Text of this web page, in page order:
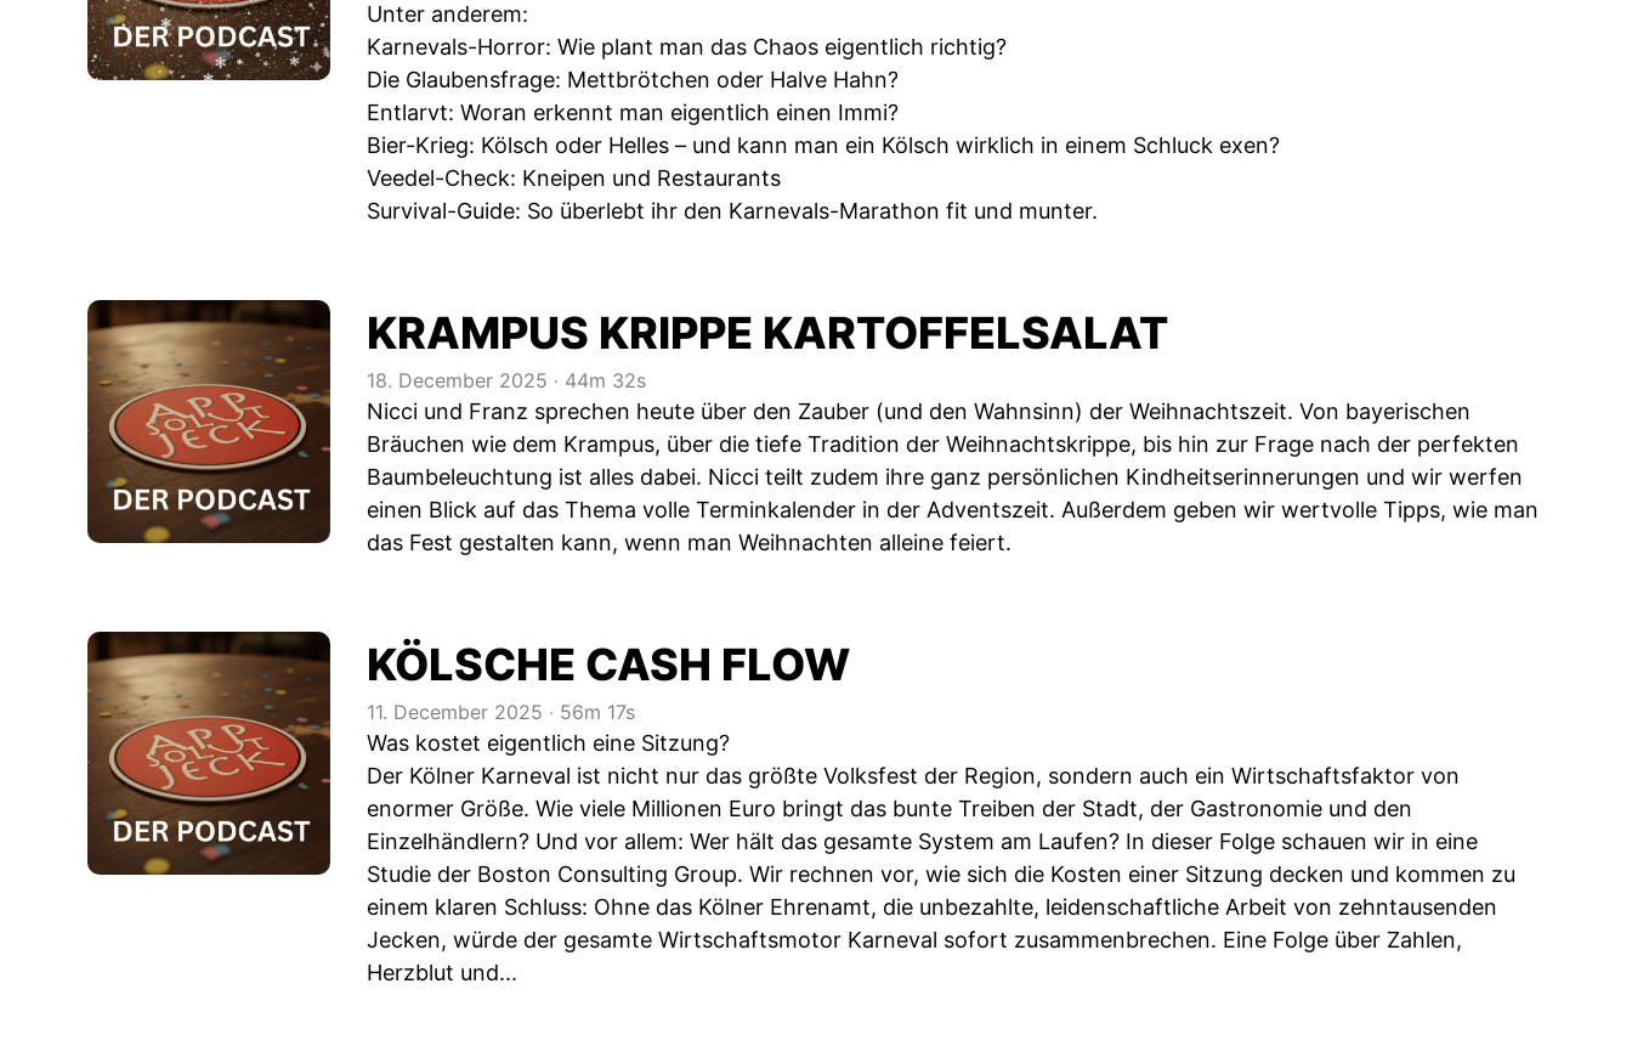
Unter anderem:
Karnevals-Horror: Wie plant man das Chaos eigentlich richtig?
Die Glaubensfrage: Mettbrötchen oder Halve Hahn?
Entlarvt: Woran erkennt man eigentlich einen Immi?
Bier-Krieg: Kölsch oder Helles – und kann man ein Kölsch wirklich in einem Schluck exen?
Veedel-Check: Kneipen und Restaurants
Survival-Guide: So überlebt ihr den Karnevals-Marathon fit und munter.
KRAMPUS KRIPPE KARTOFFELSALAT
18. December 2025 ‧ 44m 32s
Nicci und Franz sprechen heute über den Zauber (und den Wahnsinn) der Weihnachtszeit. Von bayerischen
Bräuchen wie dem Krampus, über die tiefe Tradition der Weihnachtskrippe, bis hin zur Frage nach der perfekten
Baumbeleuchtung ist alles dabei. Nicci teilt zudem ihre ganz persönlichen Kindheitserinnerungen und wir werfen
einen Blick auf das Thema volle Terminkalender in der Adventszeit. Außerdem geben wir wertvolle Tipps, wie man
das Fest gestalten kann, wenn man Weihnachten alleine feiert.
KÖLSCHE CASH FLOW
11. December 2025 ‧ 56m 17s
Was kostet eigentlich eine Sitzung?
Der Kölner Karneval ist nicht nur das größte Volksfest der Region, sondern auch ein Wirtschaftsfaktor von
enormer Größe. Wie viele Millionen Euro bringt das bunte Treiben der Stadt, der Gastronomie und den
Einzelhändlern? Und vor allem: Wer hält das gesamte System am Laufen? In dieser Folge schauen wir in eine
Studie der Boston Consulting Group. Wir rechnen vor, wie sich die Kosten einer Sitzung decken und kommen zu
einem klaren Schluss: Ohne das Kölner Ehrenamt, die unbezahlte, leidenschaftliche Arbeit von zehntausenden
Jecken, würde der gesamte Wirtschaftsmotor Karneval sofort zusammenbrechen. Eine Folge über Zahlen,
Herzblut und...